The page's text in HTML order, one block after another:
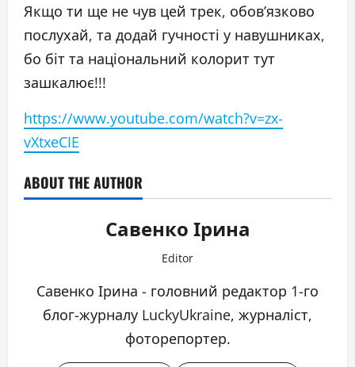
Якщо ти ще не чув цей трек, обов’язково
послухай, та додай гучності у навушниках,
бо біт та національний колорит тут
зашкалює!!!
https://www.youtube.com/watch?v=zx-
vXtxeCIE
ABOUT THE AUTHOR
Савенко Ірина
Editor
Савенко Ірина - головний редактор 1-го
блог-журналу LuckyUkraine, журналіст,
фоторепортер.